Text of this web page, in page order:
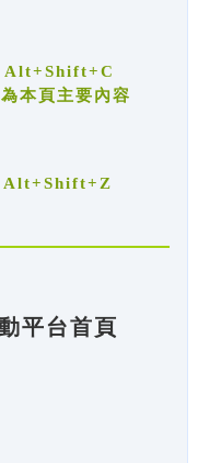
Alt+Shift+C
本頁主要內容
Alt+Shift+Z
平台首頁